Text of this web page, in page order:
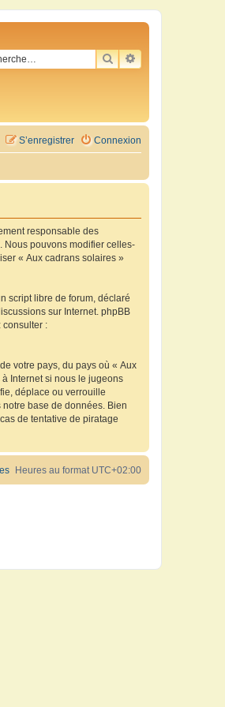
RECHERCHER
RECHERCHE
Connexion
S’enregistrer
responsable des
Nous pouvons modifier celles-
« Aux cadrans solaires »
script libre de forum, déclaré
sur Internet. phpBB
consulter :
votre pays, du pays où « Aux
Internet si nous le jugeons
déplace ou verrouille
base de données. Bien
de tentative de piratage
Heures au format UTC+02:00